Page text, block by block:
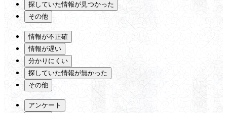
探していた情報が見つかった
その他
情報が不正確
情報が遅い
分かりにくい
探していた情報が無かった
その他
アンケート